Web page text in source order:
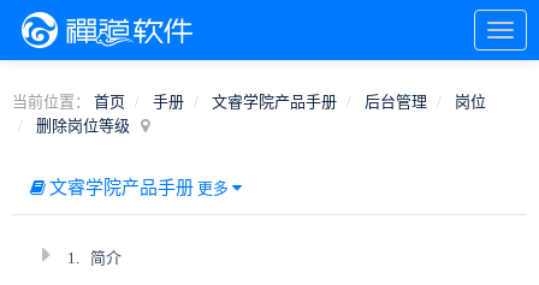
当前位置： 首页 手册 文睿学院产品手册 后台管理
岗位
删除岗位等级
文睿学院产品手册 更多
1. 简介